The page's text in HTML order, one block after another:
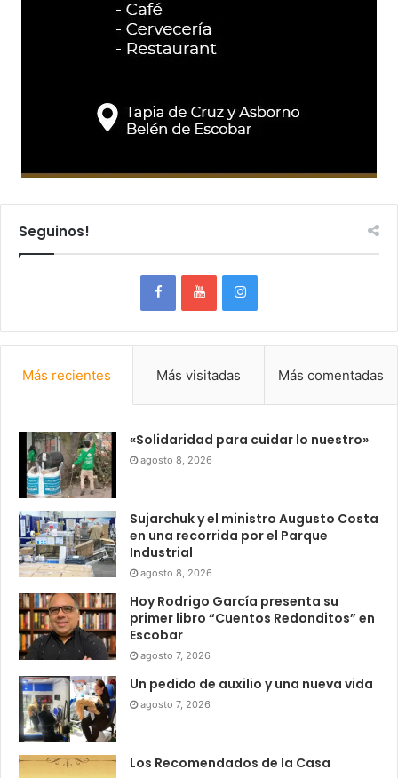
Seguinos!
Más recientes Más visitadas Más comentadas
«Solidaridad para cuidar lo nuestro»
agosto 8, 2026
Sujarchuk y el ministro Augusto Costa
en una recorrida por el Parque
Industrial
agosto 8, 2026
Hoy Rodrigo García presenta su
primer libro “Cuentos Redonditos” en
Escobar
agosto 7, 2026
Un pedido de auxilio y una nueva vida
agosto 7, 2026
Los Recomendados de la Casa